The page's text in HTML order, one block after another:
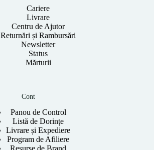
Cariere
Livrare
Centru de Ajutor
Returnări și Rambursări
Newsletter
Status
Mărturii
Cont
Panou de Control
Listă de Dorințe
Livrare și Expediere
Program de Afiliere
Resurse de Brand